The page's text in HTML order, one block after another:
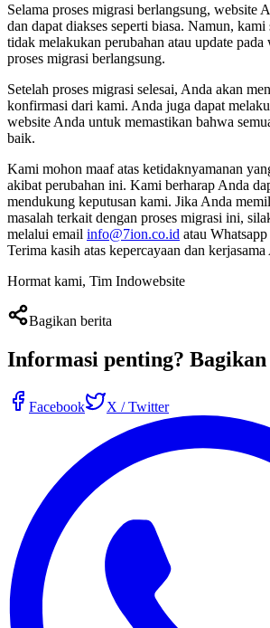
Selama proses migrasi berlangsung, website
dan dapat diakses seperti biasa. Namun,
tidak melakukan perubahan atau update pada
proses migrasi berlangsung.
Setelah proses migrasi selesai, Anda akan
konfirmasi dari kami. Anda juga dapat
website Anda untuk memastikan bahwa
baik.
Kami mohon maaf atas ketidaknyamanan
akibat perubahan ini. Kami berharap Anda
mendukung keputusan kami. Jika Anda
masalah terkait dengan proses migrasi ini,
melalui email info@7ion.co.id atau Whatsapp
Terima kasih atas kepercayaan dan kerjasama
Hormat kami, Tim Indowebsite
Bagikan berita
Informasi penting?
Facebook X / Twitter